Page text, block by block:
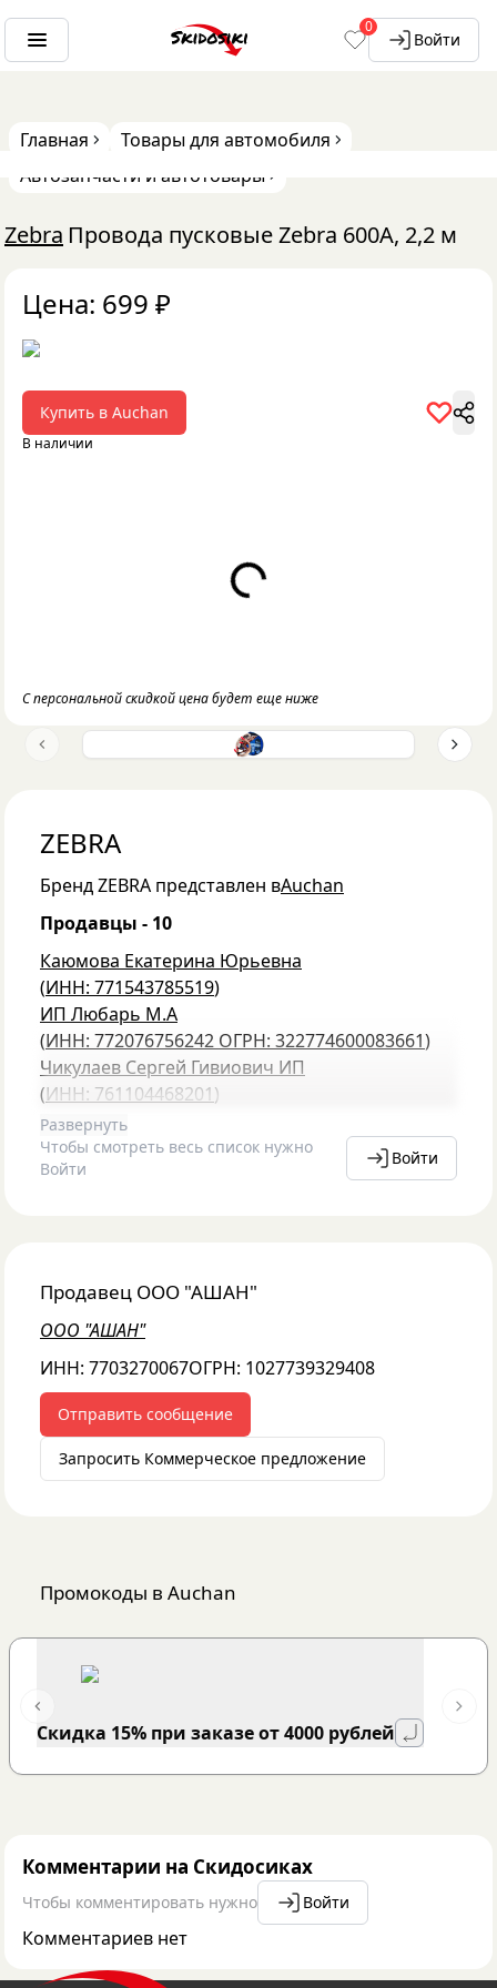
0
Войти
Главная
Товары для автомобиля
Автозапчасти и автотовары
Zebra Провода пусковые Zebra 600А, 2,2 м
Цена: 699 ₽
Купить в Auchan
В наличии
Loading...
С персональной скидкой цена будет еще ниже
Previous slide Next
ZEBRA
БрендZEBRA представлен вAuchan
Продавцы - 10
Каюмова Екатерина Юрьевна
(ИНН: 771543785519)
ИП Любарь М.А
(ИНН: 772076756242 ОГРН: 322774600083661)
Чикулаев Сергей Гивиович ИП
(ИНН: 761104468201)
Развернуть
Чтобы смотреть весь список нужно
Войти
Войти
Продавец ООО "АШАН"
ООО "АШАН"
ИНН: 7703270067ОГРН: 1027739329408
Отправить сообщение
Запросить Коммерческое предложение
Промокоды в Auchan
Cкидка 15% при заказе от 4000 рублей
Previous slide Next
Комментарии на Скидосиках
Чтобы комментировать нужно Войти
Комментариев нет